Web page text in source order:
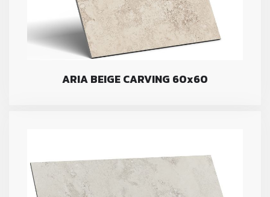
ARIA BEIGE CARVING 60x60